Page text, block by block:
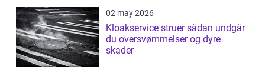
02 may 2026
Kloakservice struer sådan undgår
du oversvømmelser og dyre
skader